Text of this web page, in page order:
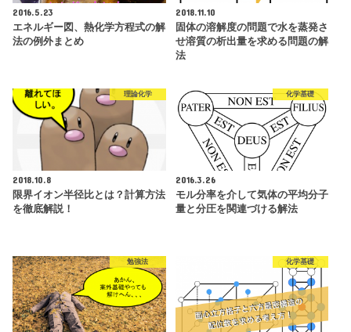
2016.5.23
エネルギー図、熱化学方程式の解
法の例外まとめ
2018.11.10
固体の溶解度の問題で水を蒸発さ
せ溶質の析出量を求める問題の解
法
理論化学
2018.10.8
限界イオン半径比とは？計算方法
を徹底解説！
化学基礎
2016.3.26
モル分率を介して気体の平均分子
量と分圧を関連づける解法
勉強法 化学基礎